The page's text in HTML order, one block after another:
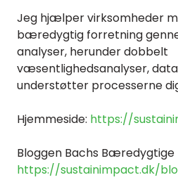
Jeg hjælper virksomheder
bæredygtig forretning
analyser, herunder dobbelt
væsentlighedsanalyser,
understøtter processerne
Hjemmeside: https://
Bloggen Bachs Bæredygtige
https://sustainimpact.dk/